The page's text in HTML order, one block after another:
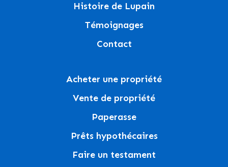
Histoire de Lupain
Témoignages
Contact
Acheter une propriété
Vente de propriété
Paperasse
Prêts hypothécaires
Faire un testament